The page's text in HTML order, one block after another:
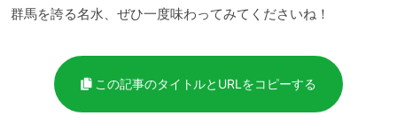
群馬を誇る名水、ぜひ一度味わってみてくださいね！
この記事のタイトルとURLをコピーする